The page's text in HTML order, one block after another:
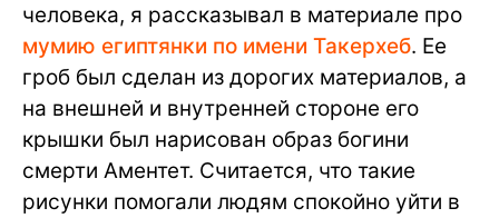
человека, я рассказывал в материале про
мумию египтянки по имени Такерхеб. Ее
гроб был сделан из дорогих материалов, а
на внешней и внутренней стороне его
крышки был нарисован образ богини
смерти Аментет. Считается, что такие
рисунки помогали людям спокойно уйти в